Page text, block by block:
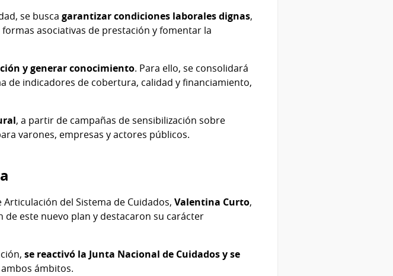
se busca garantizar condiciones laborales dignas,
asociativas de prestación y fomentar la
y generar conocimiento. Para ello, se consolidará
de indicadores de cobertura, calidad y financiamiento,
, a partir de campañas de sensibilización sobre
varones, empresas y actores públicos.
del Sistema de Cuidados, Valentina Curto,
este nuevo plan y destacaron su carácter
se reactivó la Junta Nacional de Cuidados y se
ámbitos.